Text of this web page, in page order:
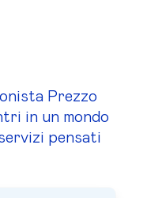
Prezzo
in un mondo
pensati